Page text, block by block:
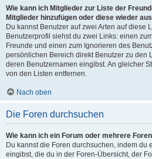
Wie kann ich Mitglieder zur Liste der
Mitglieder hinzufügen oder diese wieder
Du kannst Benutzer auf zwei Arten auf diese
Benutzerprofil siehst du zwei Links: einen
Freunde und einen zum Ignorieren des
persönlichen Bereich direkt Benutzer zu den
deren Benutzernamen eingibst. An gleicher
von den Listen entfernen.
Nach oben
Die Foren durchsuchen
Wie kann ich ein Forum oder mehrere
Du kannst die Foren durchsuchen, indem du
eingibst, die du in der Foren-Übersicht, der